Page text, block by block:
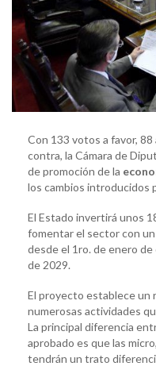
Con 133 votos a favor,
contra, la Cámara de
de promoción de la
los cambios introducidos
El Estado invertirá unos
fomentar el sector con
desde el 1ro. de enero
de 2029.
El proyecto establece un
numerosas actividades
La principal diferencia
aprobado es que las
tendrán un trato